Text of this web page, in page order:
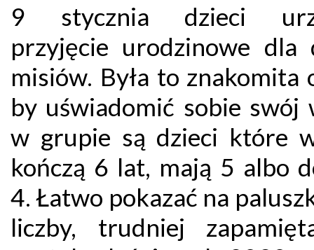
9 stycznia dzieci
przyjęcie urodzinowe dla
misiów. Była to znakomita
by uświadomić sobie swój
w grupie są dzieci które
kończą 6 lat, mają 5 albo
4. Łatwo pokazać na
liczby, trudniej